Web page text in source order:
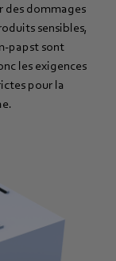
des dommages
sensibles,
sont
les exigences
pour la